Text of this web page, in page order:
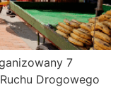
7
Drogowego